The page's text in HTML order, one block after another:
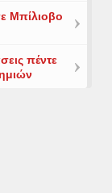
Μπίλιοβο
πέντε